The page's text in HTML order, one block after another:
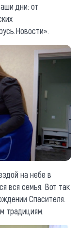
дни: от
на небе в
вся семья. Вот так
Спасителя.
традициям.